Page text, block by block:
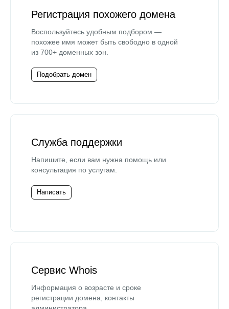
Регистрация похожего домена
Воспользуйтесь удобным подбором —
похожее имя может быть свободно в одной
из 700+ доменных зон.
Подобрать домен
Служба поддержки
Напишите, если вам нужна помощь или
консультация по услугам.
Написать
Сервис Whois
Информация о возрасте и сроке
регистрации домена, контакты